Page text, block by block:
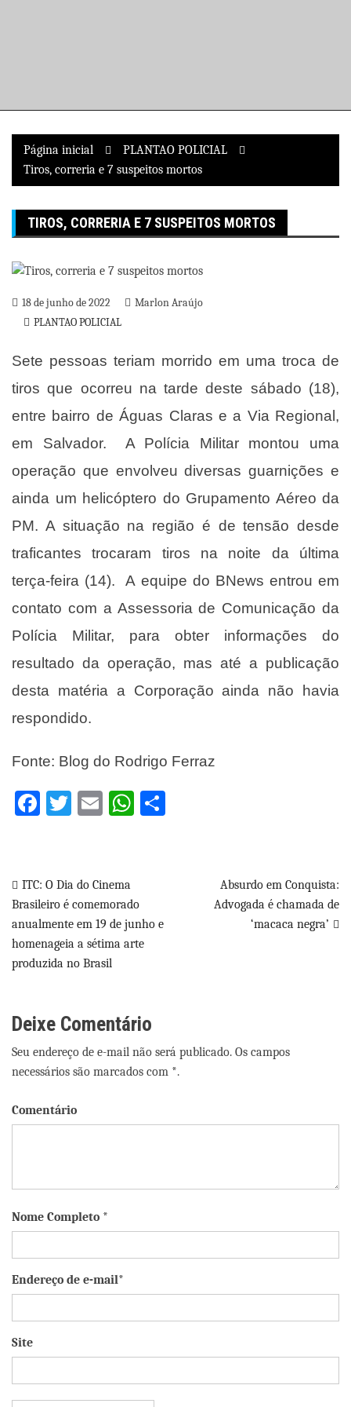
Página inicial
PLANTAO POLICIAL
Tiros, correria e 7 suspeitos mortos
TIROS, CORRERIA E 7 SUSPEITOS MORTOS
18 de junho de 2022
Marlon Araújo
PLANTAO POLICIAL
Sete pessoas teriam morrido em uma troca de
tiros que ocorreu na tarde deste sábado (18),
entre bairro de Águas Claras e a Via Regional,
em Salvador. A Polícia Militar montou uma
operação que envolveu diversas guarnições e
ainda um helicóptero do Grupamento Aéreo da
PM. A situação na região é de tensão desde
traficantes trocaram tiros na noite da última
terça-feira (14). A equipe do BNews entrou em
contato com a Assessoria de Comunicação da
Polícia Militar, para obter informações do
resultado da operação, mas até a publicação
desta matéria a Corporação ainda não havia
respondido.
Fonte: Blog do Rodrigo Ferraz
Facebook
Twitter
EmailWhatsApp
Navegação
de
Post
ITC: O Dia do Cinema
Brasileiro é comemorado
anualmente em 19 de junho e
homenageia a sétima arte
produzida no Brasil
Absurdo em Conquista:
Advogada é chamada de
‘macaca negra’
Deixe Comentário
Seu endereço de e-mail não será publicado. Os campos
necessários são marcados com *.
Comentário
Nome Completo *
Endereço de e-mail*
Site